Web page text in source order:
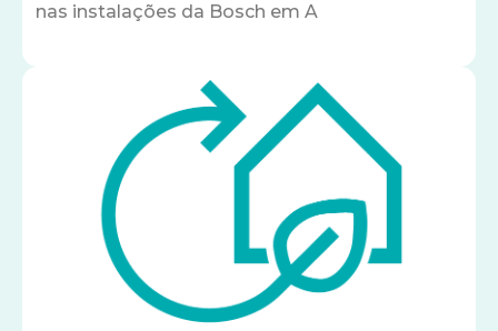
nas instalações da Bosch em A